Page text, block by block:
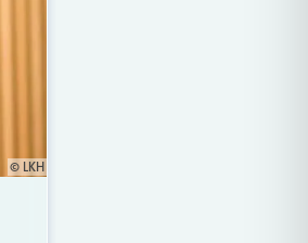
© LKH